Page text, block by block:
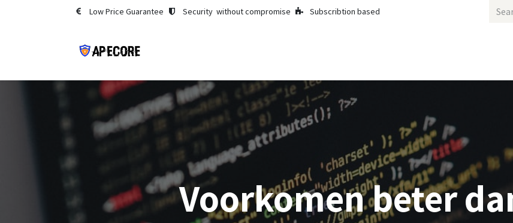
Low Price Guarantee Security without compromise Subscribtion based
Voorkomen beter